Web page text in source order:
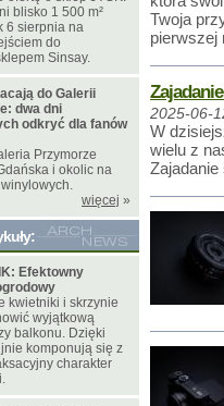
Twoja
pierwszej
2025-06-
W
wielu z
blisko 1 500 m²
6 sierpnia na
do
Sinsay.
do Galerii
dwa dni
odkryć dla fanów
Przymorze
i okolic na
winylowych.
więcej »
Efektowny
kwietniki i skrzynie
wyjątkową
balkonu. Dzięki
komponują się z
charakter